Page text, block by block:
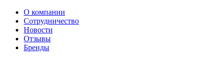
О компании
Сотрудничество
Новости
Отзывы
Бренды